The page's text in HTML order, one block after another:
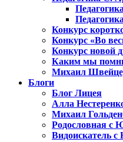
Конкурс
Конкурс «Во
Конкурс новой
Каким мы
Михаил
Блоги
Блог Лицея
Алла
Михаил
Родословная с
Видоискатель